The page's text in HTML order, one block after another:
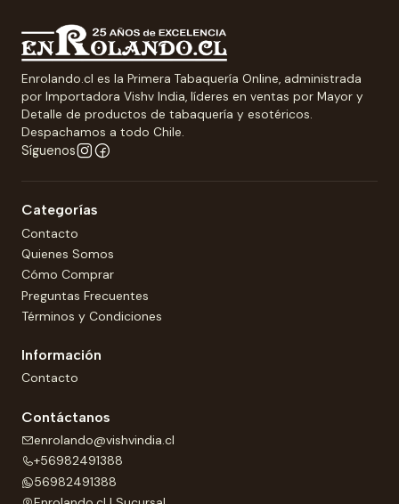
Enrolando.cl es la Primera Tabaquería Online, administrada
por Importadora Vishv India, líderes en ventas por Mayor y
Detalle de productos de tabaquería y esotéricos.
Despachamos a todo Chile.
Síguenos
Categorías
Contacto
Quienes Somos
Cómo Comprar
Preguntas Frecuentes
Términos y Condiciones
Información
Contacto
Contáctanos
enrolando@vishvindia.cl
+56982491388
56982491388